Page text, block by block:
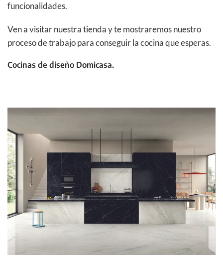
funcionalidades.
Ven a visitar nuestra tienda y te mostraremos nuestro
proceso de trabajo para conseguir la cocina que esperas.
Cocinas de diseño Domicasa.